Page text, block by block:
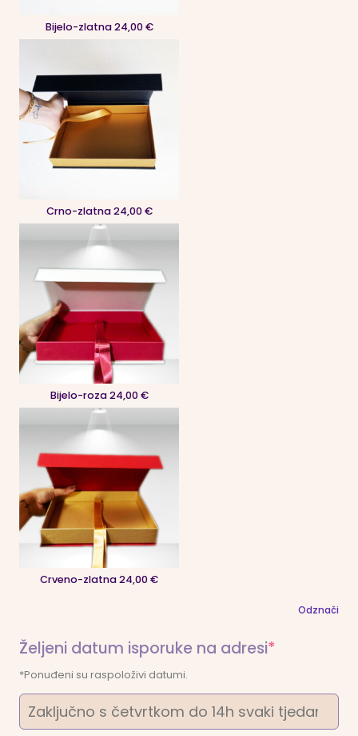
Bijelo-zlatna 24,00 €
Crno-zlatna 24,00 €
Bijelo-roza 24,00 €
Crveno-zlatna 24,00 €
Odznači
Željeni datum isporuke na adresi*
*Ponuđeni su raspoloživi datumi.